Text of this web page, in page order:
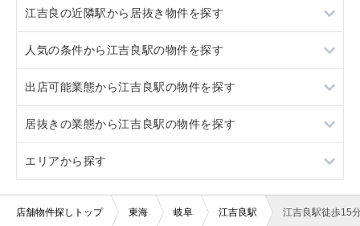
新羽島
羽島市役所前
竹鼻
江吉良の近隣駅から居抜き物件を探す
新羽島
羽島市役所前
竹鼻
人気の条件から江吉良駅の物件を探す
居抜き
ロードサイド物件
駐車場あり
看板取り付け可
出店可能業態から江吉良駅の物件を探す
重飲食
軽飲食
バー・クラブ
居抜きの業態から江吉良駅の物件を探す
焼肉
エリアから探す
愛知
店舗物件探しトップ 東海 岐阜 江吉良駅 江吉良駅徒歩15